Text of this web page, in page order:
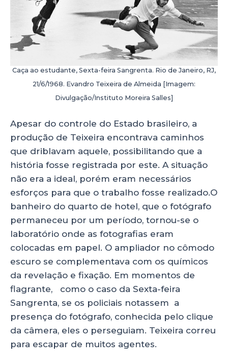
Caça ao estudante, Sexta-feira Sangrenta. Rio de Janeiro, RJ,
21/6/1968. Evandro Teixeira de Almeida [Imagem:
Divulgação/Instituto Moreira Salles]
Apesar do controle do Estado brasileiro, a
produção de Teixeira encontrava caminhos
que driblavam aquele, possibilitando que a
história fosse registrada por este. A situação
não era a ideal, porém eram necessários
esforços para que o trabalho fosse realizado.O
banheiro do quarto de hotel, que o fotógrafo
permaneceu por um período, tornou-se o
laboratório onde as fotografias eram
colocadas em papel. O ampliador no cômodo
escuro se complementava com os químicos
da revelação e fixação. Em momentos de
flagrante, como o caso da Sexta-feira
Sangrenta, se os policiais notassem a
presença do fotógrafo, conhecida pelo clique
da câmera, eles o perseguiam. Teixeira correu
para escapar de muitos agentes.